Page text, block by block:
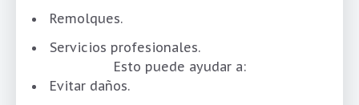
Remolques.
Servicios profesionales.
Esto puede ayudar a:
Evitar daños.